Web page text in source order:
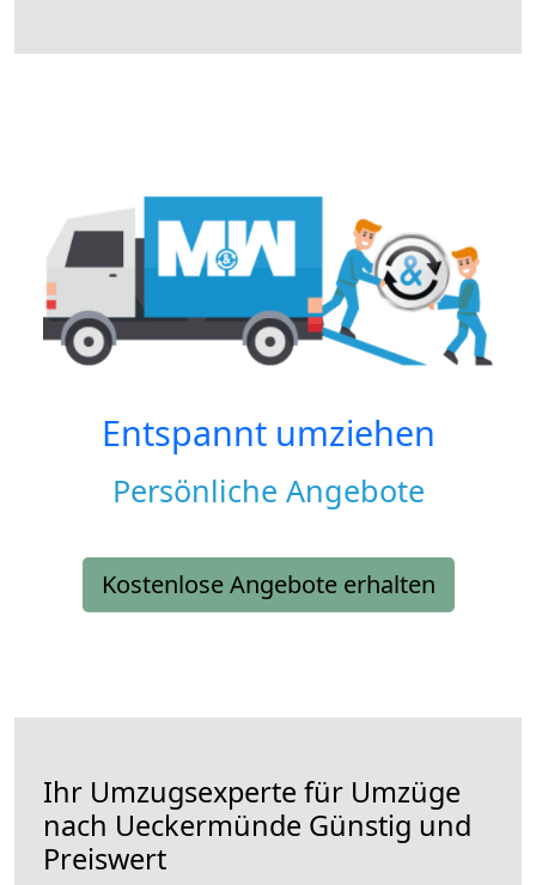
Entspannt umziehen
Persönliche Angebote
Kostenlose Angebote erhalten
Ihr Umzugsexperte für Umzüge
nach Ueckermünde Günstig und
Preiswert